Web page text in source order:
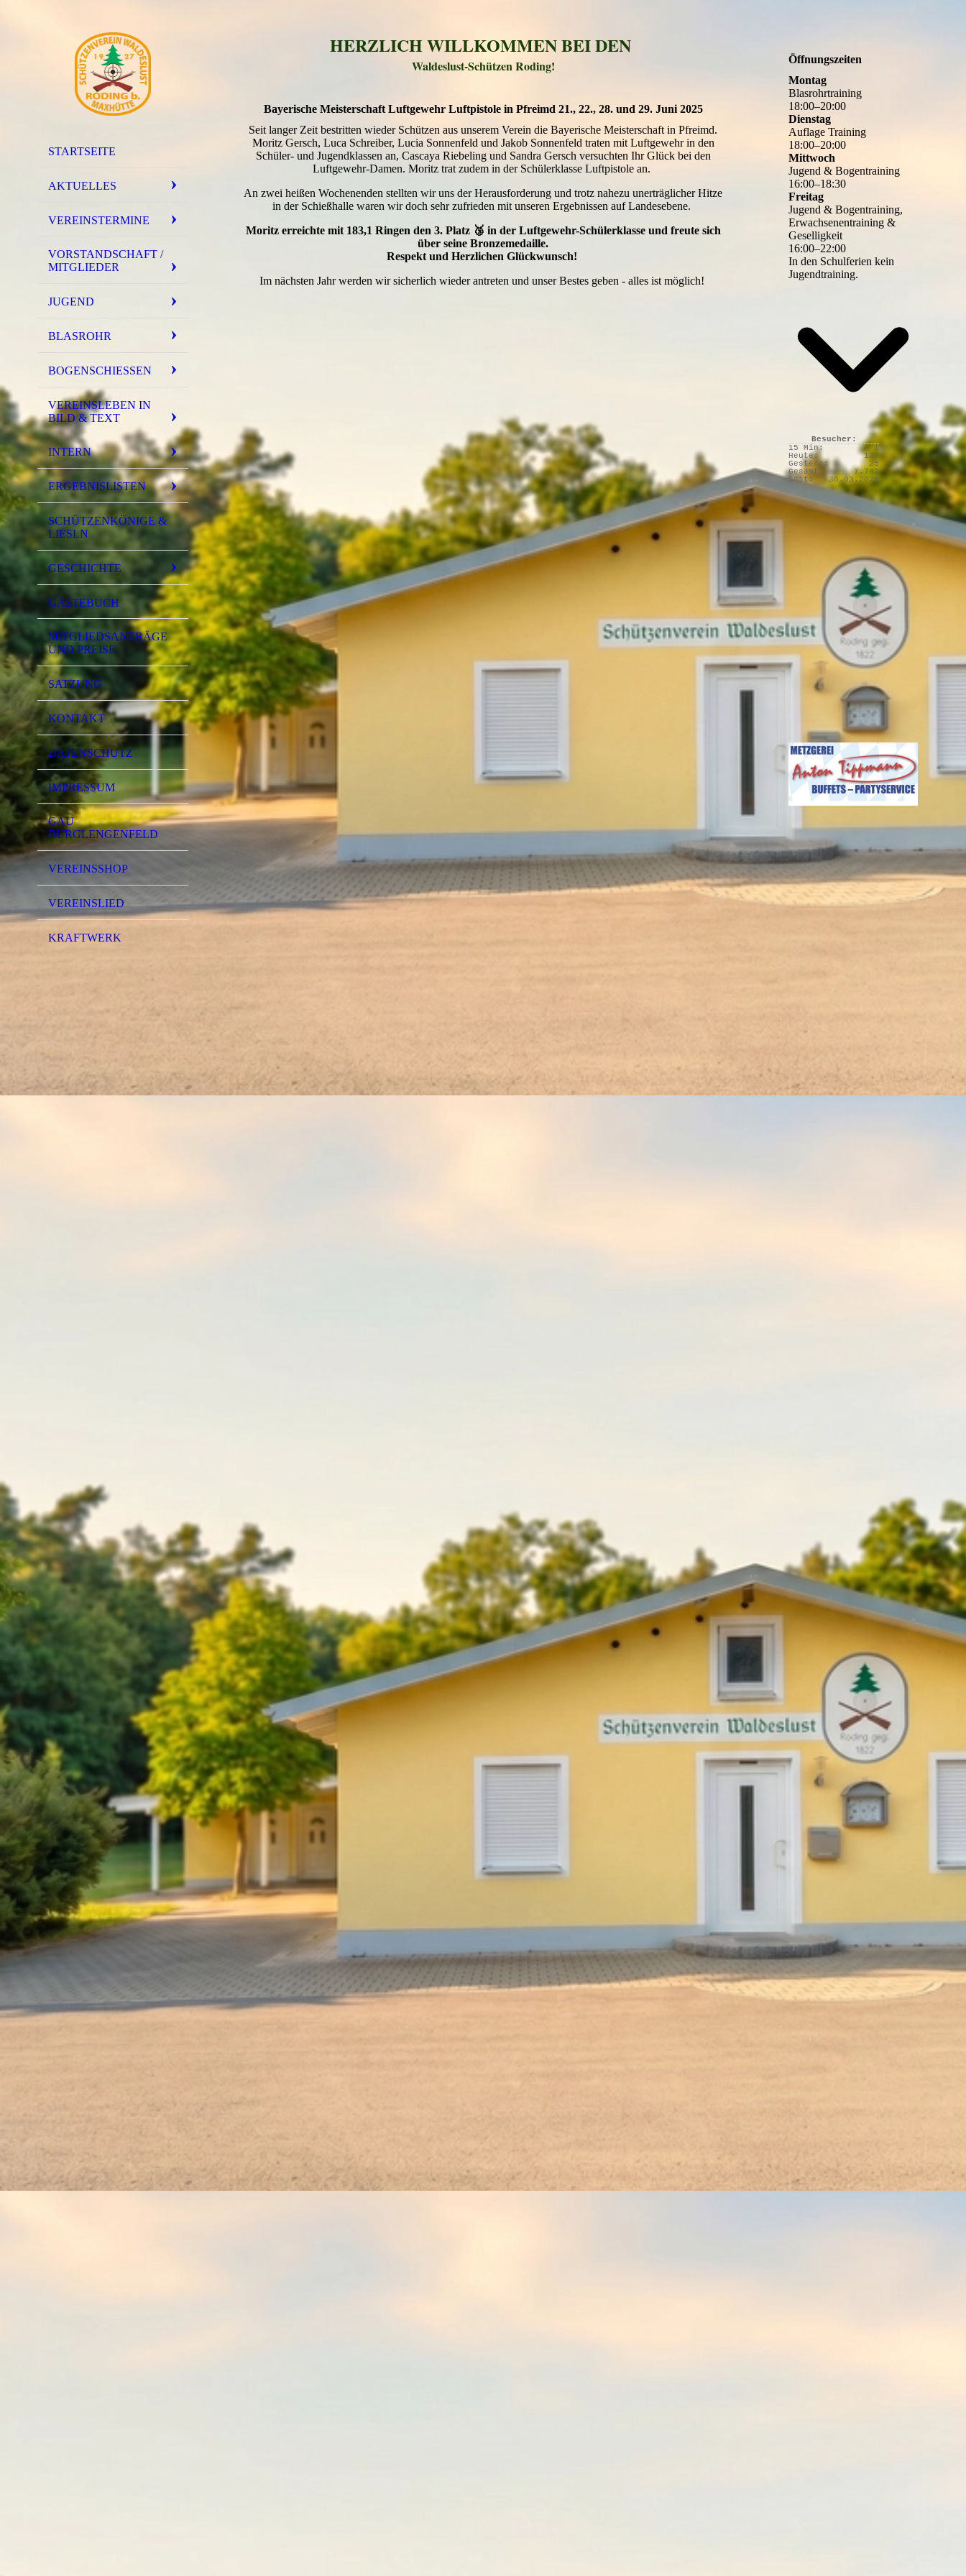
STARTSEITE
AKTUELLES
VEREINSTERMINE
VORSTANDSCHAFT /
MITGLIEDER
JUGEND
BLASROHR
BOGENSCHIESSEN
VEREINSLEBEN IN
BILD & TEXT
INTERN
ERGEBNISLISTEN
SCHÜTZENKÖNIGE &
LIESLN
GESCHICHTE
GÄSTEBUCH
MITGLIEDSANTRÄGE
UND PREISE
SATZUNG
KONTAKT
DATENSCHUTZ
IMPRESSUM
GAU
BURGLENGENFELD
VEREINSSHOP
VEREINSLIED
KRAFTWERK
HERZLICH WILLKOMMEN BEI DEN
Waldeslust-Schützen Roding!
Bayerische Meisterschaft Luftgewehr Luftpistole in Pfreimd 21., 22., 28. und 29. Juni 2025
Seit langer Zeit bestritten wieder Schützen aus unserem Verein die Bayerische Meisterschaft in Pfreimd.
Moritz Gersch, Luca Schreiber, Lucia Sonnenfeld und Jakob Sonnenfeld traten mit Luftgewehr in den
Schüler- und Jugendklassen an, Cascaya Riebeling und Sandra Gersch versuchten Ihr Glück bei den
Luftgewehr-Damen. Moritz trat zudem in der Schülerklasse Luftpistole an.
An zwei heißen Wochenenden stellten wir uns der Herausforderung und trotz nahezu unerträglicher Hitze
in der Schießhalle waren wir doch sehr zufrieden mit unseren Ergebnissen auf Landesebene.
Moritz erreichte mit 183,1 Ringen den 3. Platz 🥉 in der Luftgewehr-Schülerklasse und freute sich
über seine Bronzemedaille.
Respekt und Herzlichen Glückwunsch!
Im nächsten Jahr werden wir sicherlich wieder antreten und unser Bestes geben - alles ist möglich!
2025 21-22.6. Landesmeisterschaft Luftgewehr Luftpistole (10)
Öffnungszeiten
Montag
Blasrohrtraining
18:00–20:00
Dienstag
Auflage Training
18:00–20:00
Mittwoch
Jugend & Bogentraining
16:00–18:30
Freitag
Jugend & Bogentraining,
Erwachsenentraining &
Geselligkeit
16:00–22:00
In den Schulferien kein
Jugendtraining.